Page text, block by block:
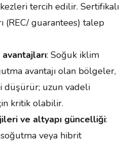
tercih edilir. Sertifikalı
(REC/ guarantees) talep
: Soğuk iklim
avantajı olan bölgeler,
düşürür; uzun vadeli
kritik olabilir.
ve altyapı güncelliği:
veya hibrit